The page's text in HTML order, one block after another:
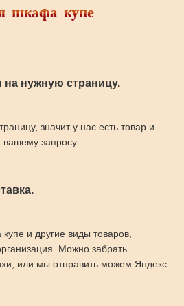
шкафа купе
нужную страницу.
значит у нас есть товар и
вашему запросу.
и другие виды товаров,
Можно забрать
или мы отправить можем Яндекс